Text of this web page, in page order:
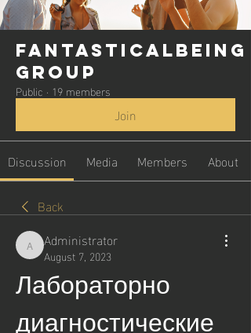
Fantasticalbeing
Group
Public · 19 members
Join
Discussion Media Members
About
Back
Administrator
Administrator
August 7, 2023
Лабораторно
диагностические